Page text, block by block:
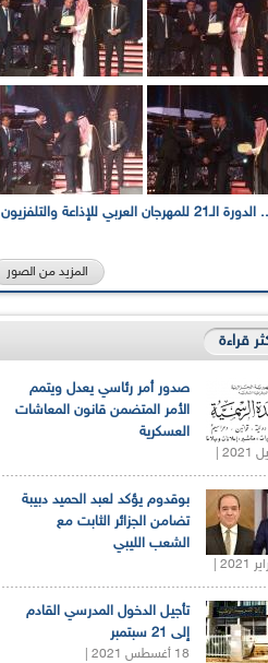
بالصور... الدورة الـ21 للمهرجان العربي للإذاعة والتلفزيون
المزيد من الصور
قراءة
صدور أمر رئاسي يعدل ويتمم
الأمر المتضمن قانون المعاشات
العسكرية
بوقدوم يؤكد لعبد الحميد دبيبة
تضامن الجزائر الثابت مع
الشعب الليبي
تأجيل الدخول المدرسي القادم
إلى 21 سبتمبر
18 أغسطس 2021 |